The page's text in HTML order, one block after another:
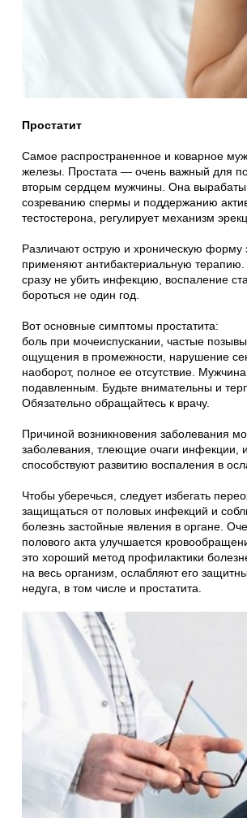
Простатит
Самое распространенное и коварное
железы. Простата — очень важный для
вторым сердцем мужчины. Она
созреванию спермы и поддержанию
тестостерона, регулирует механизм
Различают острую и хроническую
применяют антибактериальную
сразу не убить инфекцию, воспаление
бороться не один год.
Вот основные симптомы простатита:
боль при мочеиспускании, частые
ощущения в промежности, нарушение
наоборот, полное ее отсутствие.
подавленным. Будьте внимательны и
Обязательно обращайтесь к врачу.
Причиной возникновения заболевания
заболевания, тлеющие очаги инфекции,
способствуют развитию воспаления в
Чтобы уберечься, следует избегать
защищаться от половых инфекций и
болезнь застойные явления в органе.
полового акта улучшается
это хороший метод профилактики
на весь организм, ослабляют его
недуга, в том числе и простатита.